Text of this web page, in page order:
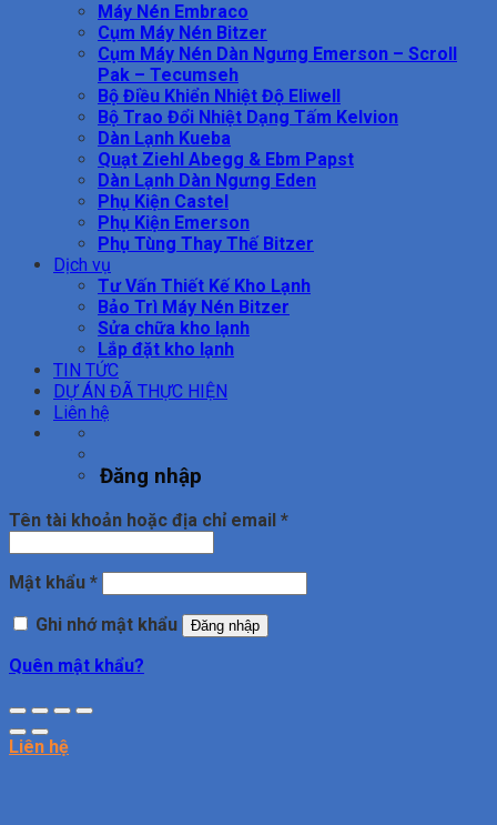
Máy Nén Embraco
Cụm Máy Nén Bitzer
Cụm Máy Nén Dàn Ngưng Emerson – Scroll
Pak – Tecumseh
Bộ Điều Khiển Nhiệt Độ Eliwell
Bộ Trao Đổi Nhiệt Dạng Tấm Kelvion
Dàn Lạnh Kueba
Quạt Ziehl Abegg & Ebm Papst
Dàn Lạnh Dàn Ngưng Eden
Phụ Kiện Castel
Phụ Kiện Emerson
Phụ Tùng Thay Thế Bitzer
Dịch vụ
Tư Vấn Thiết Kế Kho Lạnh
Bảo Trì Máy Nén Bitzer
Sửa chữa kho lạnh
Lắp đặt kho lạnh
TIN TỨC
DỰ ÁN ĐÃ THỰC HIỆN
Liên hệ
Đăng nhập
Tên tài khoản hoặc địa chỉ email *Bắt
Mật khẩu *Bắt
buộc
Ghi nhớ mật khẩu
Đăng nhập
Quên mật khẩu?
Liên hệ